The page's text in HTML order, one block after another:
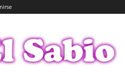
Sabio